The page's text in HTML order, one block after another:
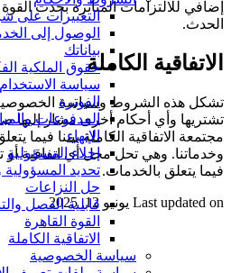
التغييرات على
الوصول إلى
بياناتك
حقوق الملكية
سياسة الاستخدام
الفوترة
المدفوعات
الإنهاء
إخلاء المسؤولية
تحديد المسؤولية
حل النزاعات
قابلية الفصل
القوة القاهرة
الاتفاقية الكاملة
سياسة الخصوصية
إضافي للالتزامات المتأثرة بحدث
الحدث.
الاتفاقية الكاملة
تشكل هذه الشروط وسياسة
تشتريها وأي أحكام أخرى مشار إليها
مجتمعة الاتفاقية الكاملة بيننا فيما
وخدماتنا. وهي تحل محل أي اتفاقية أو
فيما يتعلق بالخدمات.
Last updated on يونيو 12, 2025